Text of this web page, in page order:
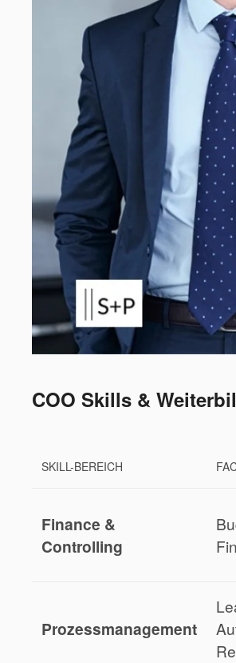
COO Skills &
SKILL-BEREICH
Finance &
Controlling
Prozessmanagement